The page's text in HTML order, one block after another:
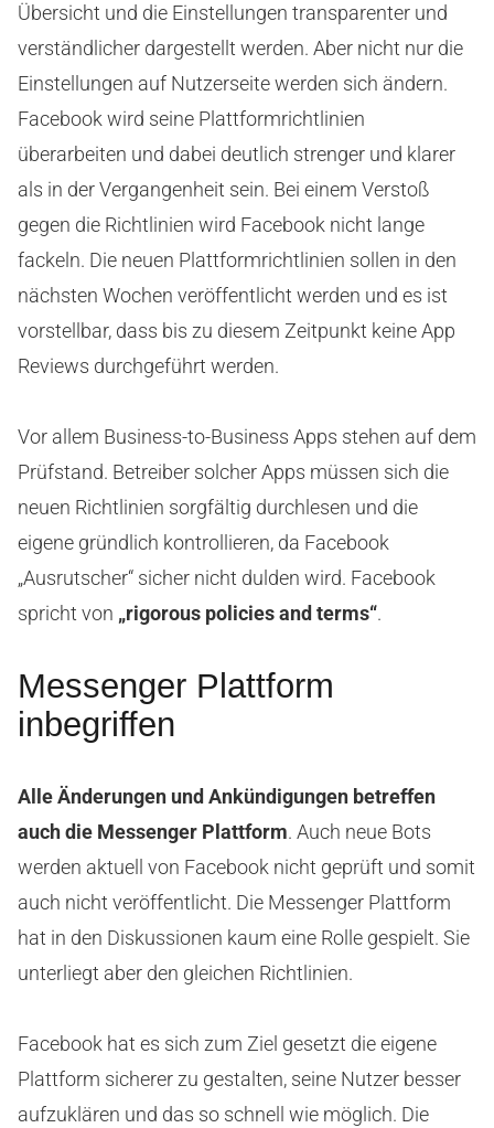
Übersicht und die Einstellungen transparenter und
verständlicher dargestellt werden. Aber nicht nur die
Einstellungen auf Nutzerseite werden sich ändern.
Facebook wird seine Plattformrichtlinien
überarbeiten und dabei deutlich strenger und klarer
als in der Vergangenheit sein. Bei einem Verstoß
gegen die Richtlinien wird Facebook nicht lange
fackeln. Die neuen Plattformrichtlinien sollen in den
nächsten Wochen veröffentlicht werden und es ist
vorstellbar, dass bis zu diesem Zeitpunkt keine App
Reviews durchgeführt werden.
Vor allem Business-to-Business Apps stehen auf dem
Prüfstand. Betreiber solcher Apps müssen sich die
neuen Richtlinien sorgfältig durchlesen und die
eigene gründlich kontrollieren, da Facebook
„Ausrutscher“ sicher nicht dulden wird. Facebook
spricht von „rigorous policies and terms“.
Messenger Plattform
inbegriffen
Alle Änderungen und Ankündigungen betreffen
auch die Messenger Plattform. Auch neue Bots
werden aktuell von Facebook nicht geprüft und somit
auch nicht veröffentlicht. Die Messenger Plattform
hat in den Diskussionen kaum eine Rolle gespielt. Sie
unterliegt aber den gleichen Richtlinien.
Facebook hat es sich zum Ziel gesetzt die eigene
Plattform sicherer zu gestalten, seine Nutzer besser
aufzuklären und das so schnell wie möglich. Die